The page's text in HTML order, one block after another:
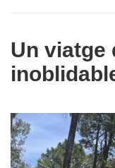
Un viatge